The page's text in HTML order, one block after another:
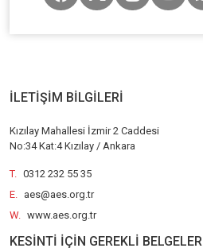
İLETİŞİM BİLGİLERİ
Kızılay Mahallesi İzmir 2 Caddesi
No:34 Kat:4 Kızılay / Ankara
T. 0312 232 55 35
E. aes@aes.org.tr
W. www.aes.org.tr
KESİNTİ İÇİN GEREKLİ BELGELER